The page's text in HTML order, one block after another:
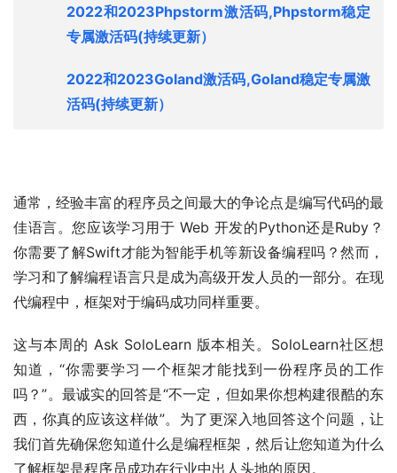
2022和2023Phpstorm激活码,Phpstorm稳定
专属激活码(持续更新）
2022和2023Goland激活码,Goland稳定专属激
活码(持续更新）
通常，经验丰富的程序员之间最大的争论点是编写代码的最
佳语言。您应该学习用于 Web 开发的Python还是Ruby？
你需要了解Swift才能为智能手机等新设备编程吗？然而，
学习和了解编程语言只是成为高级开发人员的一部分。在现
代编程中，框架对于编码成功同样重要。
这与本周的 Ask SoloLearn 版本相关。SoloLearn社区想
知道，“你需要学习一个框架才能找到一份程序员的工作
吗？”。最诚实的回答是“不一定，但如果你想构建很酷的东
西，你真的应该这样做”。为了更深入地回答这个问题，让
我们首先确保您知道什么是编程框架，然后让您知道为什么
了解框架是程序员成功在行业中出人头地的原因。